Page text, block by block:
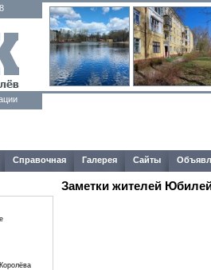
Справочная Галерея Сайты
Заметки жителей